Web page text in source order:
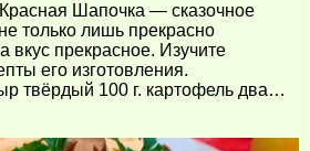
Шапочка — сказочное
только лишь прекрасно
вкус прекрасное. Изучите
его изготовления.
твёрдый 100 г. картофель два…